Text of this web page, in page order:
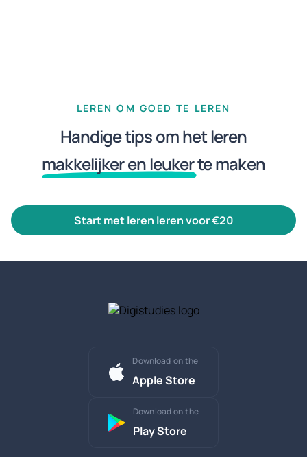
LEREN OM GOED TE LEREN
Handige tips om het leren
makkelijker en leukerte maken
start met leren leren voor €20
Download on the
Apple Store
Download on the
Play Store